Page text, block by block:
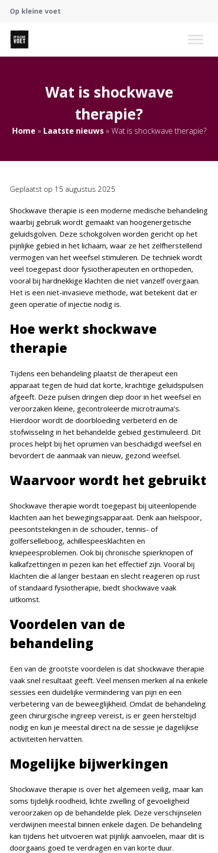
Op kleine voet
Wat is shockwave
therapie?
Home » Laatste nieuws» Wat is shockwave therapie?
Geplaatst op 15 augustus 2025
Shockwave therapie is een moderne medische behandeling
waarbij gebruik wordt gemaakt van hoogenergetische
geluidsgolven. Deze schokgolven worden gericht op het
pijnlijke gebied in het lichaam, waar ze het zelfherstellend
vermogen van het weefsel stimuleren. De techniek wordt
veel toegepast door fysiotherapeuten en orthopeden,
vooral bij hardnekkige klachten die niet vanzelf overgaan.
Het is een niet-invasieve methode, wat betekent dat er
geen operatie of injectie nodig is.
Hoe werkt shockwave
therapie
Tijdens een behandeling plaatst de therapeut een
apparaat tegen de huid dat korte, krachtige geluidspulsen
afgeeft. Deze pulsen dringen diep door in het weefsel en
veroorzaken kleine, gecontroleerde microtrauma’s.
Hierdoor wordt de doorbloeding verbeterd en de
stofwisseling in het behandelde gebied gestimuleerd. Dit
proces helpt bij het opruimen van beschadigd weefsel en
bevordert de aanmaak van nieuw, gezond weefsel.
Waarvoor wordt het gebruikt
Shockwave therapie wordt toegepast bij uiteenlopende
klachten aan het bewegingsapparaat. Denk aan hielspoor,
peesontstekingen in de schouder, tennis- of
golferselleboog, achillespeesklachten en
kniepeesproblemen. Ook bij chronische spierknopen of
kalkafzettingen in pezen kan het effectief zijn. Vooral bij
klachten die al langer bestaan en slecht reageren op rust
of standaard fysiotherapie, biedt shockwave vaak
uitkomst.
Voordelen van de
behandeling
Een van de grootste voordelen is dat shockwave therapie
vaak snel resultaat geeft. Veel mensen merken al na enkele
sessies een duidelijke vermindering van pijn en een
verbetering van de beweeglijkheid. Omdat de behandeling
geen chirurgische ingreep vereist, is er geen hersteltijd
nodig en kun je meestal direct na de sessie je dagelijkse
activiteiten hervatten.
Mogelijke bijwerkingen
Shockwave therapie is over het algemeen veilig, maar kan
soms tijdelijk roodheid, lichte zwelling of gevoeligheid
veroorzaken op de behandelde plek. Deze verschijnselen
verdwijnen meestal binnen enkele dagen. De behandeling
kan tijdens het uitvoeren wat pijnlijk aanvoelen, maar dit is
doorgaans goed te verdragen en van korte duur.